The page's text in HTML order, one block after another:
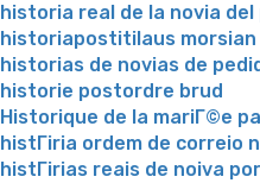
historia real de la novia
historiapostitilaus morsian
historias de novias de
historie postordre brud
Historique de la mariГ©e
histГіria ordem de correio
histГіrias reais de noiva